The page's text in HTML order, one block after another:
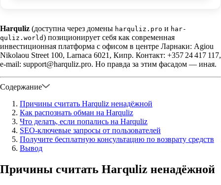
Harquliz (доступна через домены harquliz.pro и har-
quliz.world) позиционирует себя как современная
инвестиционная платформа с офисом в центре Ларнаки: Agiou
Nikolaou Street 100, Larnaca 6021, Кипр. Контакт: +357 24 417 117,
e-mail: support@harquliz.pro. Но правда за этим фасадом — иная.
Содержание
Причины считать Harquliz ненадёжной
Как распознать обман на Harquliz
Что делать, если попались на Harquliz
SEO‑ключевые запросы от пользователей
Получите бесплатную консультацию по возврату средств
Вывод
Причины считать Harquliz ненадёжной